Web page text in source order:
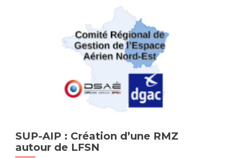
SUP-AIP : Création d’une RMZ
autour de LFSN